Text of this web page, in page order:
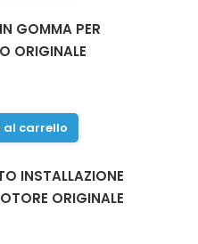
GOMMA PER
ORIGINALE
carrello
INSTALLAZIONE
ORIGINALE